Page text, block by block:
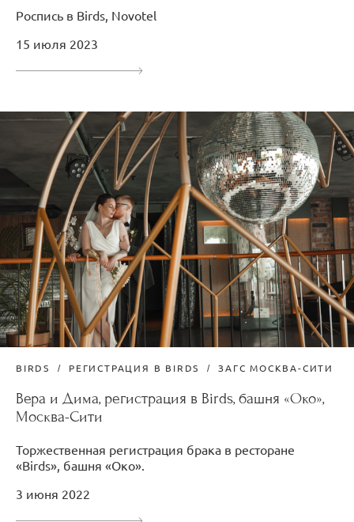
Роспись в Birds, Novotel
15 июля 2023
BIRDS РЕГИСТРАЦИЯ В BIRDS ЗАГС МОСКВА-СИТИ
Вера и Дима, регистрация в Birds, башня «Око»,
Москва-Сити
Торжественная регистрация брака в ресторане
«Birds», башня «Око».
3 июня 2022